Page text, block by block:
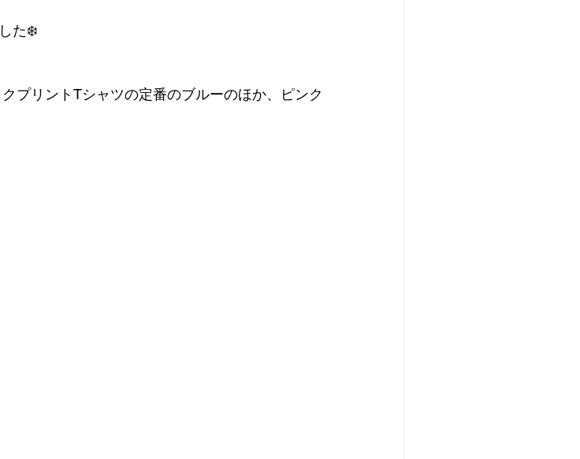
た❄️
プリントTシャツの定番のブルーのほか、ピンク